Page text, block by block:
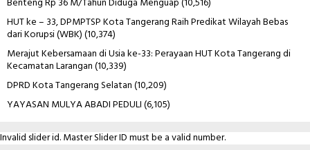
HUT ke – 33, DPMPTSP Kota Tangerang Raih Predikat Wilayah Bebas
dari Korupsi (WBK)(10,374)
Merajut Kebersamaan di Usia ke-33: Perayaan HUT Kota Tangerang di
Kecamatan Larangan(10,339)
DPRD Kota Tangerang Selatan(10,209)
YAYASAN MULYA ABADI PEDULI(6,105)
Invalid slider id. Master Slider ID must be a valid number.